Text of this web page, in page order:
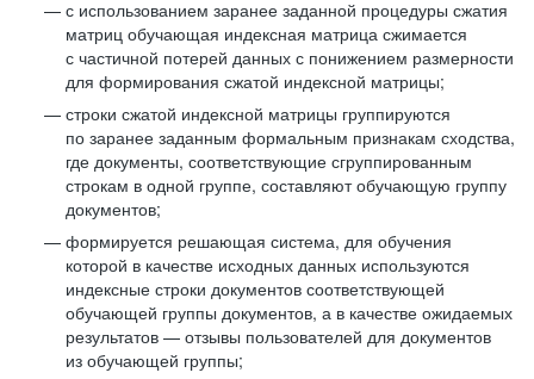
с использованием заранее заданной процедуры сжатия
матриц обучающая индексная матрица сжимается
с частичной потерей данных с понижением размерности
для формирования сжатой индексной матрицы;
строки сжатой индексной матрицы группируются
по заранее заданным формальным признакам сходства,
где документы, соответствующие сгруппированным
строкам в одной группе, составляют обучающую группу
документов;
формируется решающая система, для обучения
которой в качестве исходных данных используются
индексные строки документов соответствующей
обучающей группы документов, а в качестве ожидаемых
результатов — отзывы пользователей для документов
из обучающей группы;